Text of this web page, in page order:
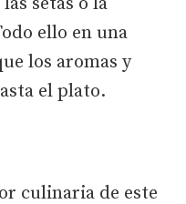
ello en una
los aromas y
el plato.
culinaria de este